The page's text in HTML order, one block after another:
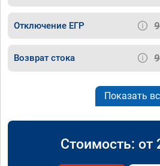
Отключение ЕГР
Возврат стока
Показать
Стоимость: от